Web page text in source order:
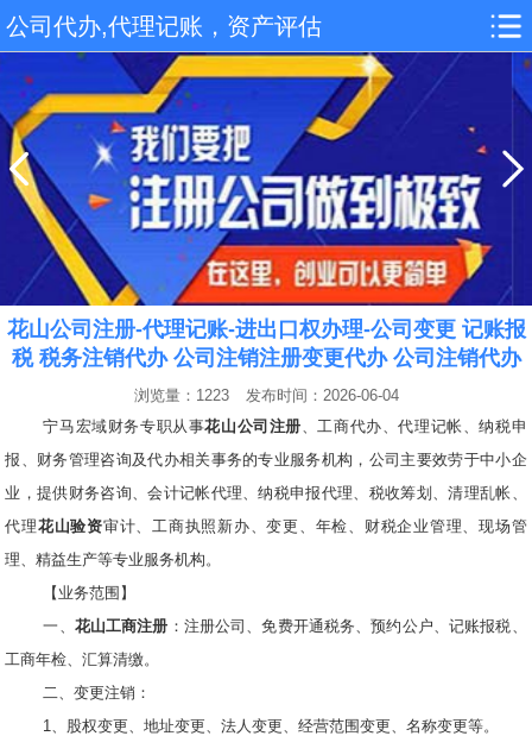
公司代办,代理记账，资产评估
花山公司注册-代理记账-进出口权办理-公司变更 记账报
税 税务注销代办 公司注销注册变更代办 公司注销代办
浏览量：1223
发布时间：2026-06-04
宁马宏域财务专职从事花山公司注册 、工商代办、代理记帐、纳税申
报、财务管理咨询及代办相关事务的专业服务机构，公司主要效劳于中小企
业，提供财务咨询、会计记帐代理、纳税申报代理、税收筹划、清理乱帐、
代理花山验资审计、工商执照新办、变更、年检、财税企业管理、现场管
理、精益生产等专业服务机构。
【业务范围】
一、 花山工商注册 ：注册公司、免费开通税务、预约公户、记账报税、
工商年检、汇算清缴。
二、变更注销：
1、股权变更、地址变更、法人变更、经营范围变更、名称变更等。